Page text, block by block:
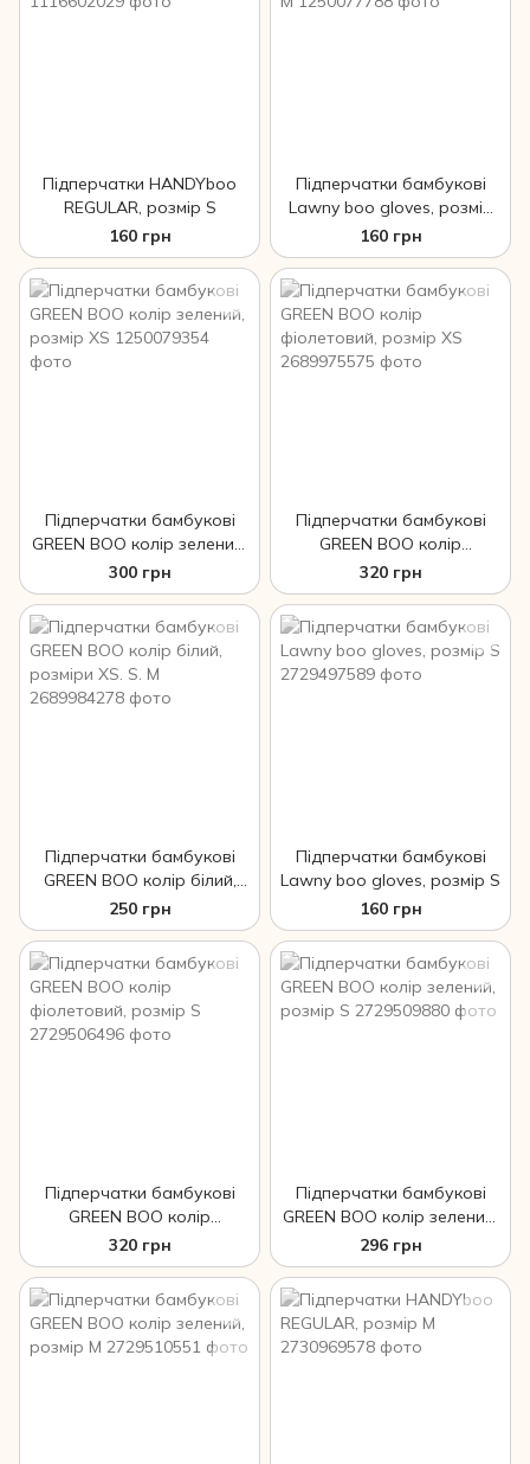
Підперчатки HANDYboo
REGULAR, розмір S
160 грн
Підперчатки бамбукові
Lawny boo gloves, розмір
M
160 грн
Підперчатки бамбукові
GREEN BOO колір зелений,
розмір XS
300 грн
Підперчатки бамбукові
GREEN BOO колір
фіолетовий, розмір XS
320 грн
Підперчатки бамбукові
GREEN BOO колір білий,
розміри XS. S. M
250 грн
Підперчатки бамбукові
Lawny boo gloves, розмір S
160 грн
Підперчатки бамбукові
GREEN BOO колір
фіолетовий, розмір S
320 грн
Підперчатки бамбукові
GREEN BOO колір зелений,
розмір S
296 грн